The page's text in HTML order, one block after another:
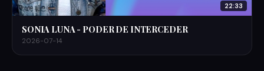
22:33
SONIA LUNA - PODER DE INTERCEDER
2026-07-14